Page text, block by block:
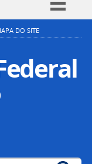
Participe
à informação
DO SITE